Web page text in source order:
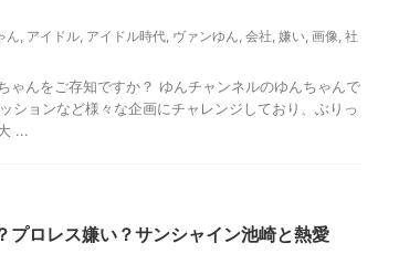
ん, アイドル, アイドル時代, ヴァンゆん, 会社, 嫌い, 画像, 社
ゃんをご存知ですか？ ゆんチャンネルのゆんちゃんで
ションなど様々な企画にチャレンジしており、ぶりっ
...
プロレス嫌い？サンシャイン池崎と熱愛